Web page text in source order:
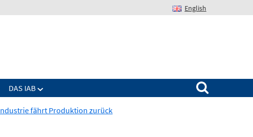
English
DAS IAB
Suchen nach:
fährt Produktion zurück